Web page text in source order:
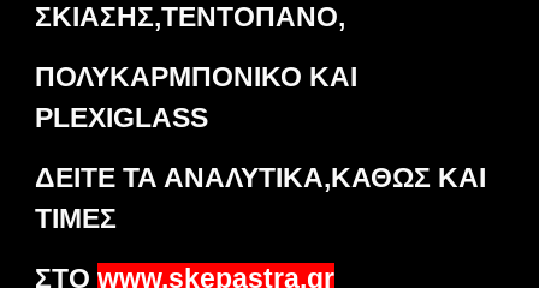
ΣΚΙΑΣΗΣ,ΤΕΝΤΟΠΑΝΟ,
ΠΟΛΥΚΑΡΜΠΟΝΙΚΟ ΚΑΙ
PLEXIGLASS
ΔΕΙΤΕ ΤΑ ΑΝΑΛΥΤΙΚΑ,ΚΑΘΩΣ ΚΑΙ
ΤΙΜΕΣ
ΣΤΟ www.skepastra.gr